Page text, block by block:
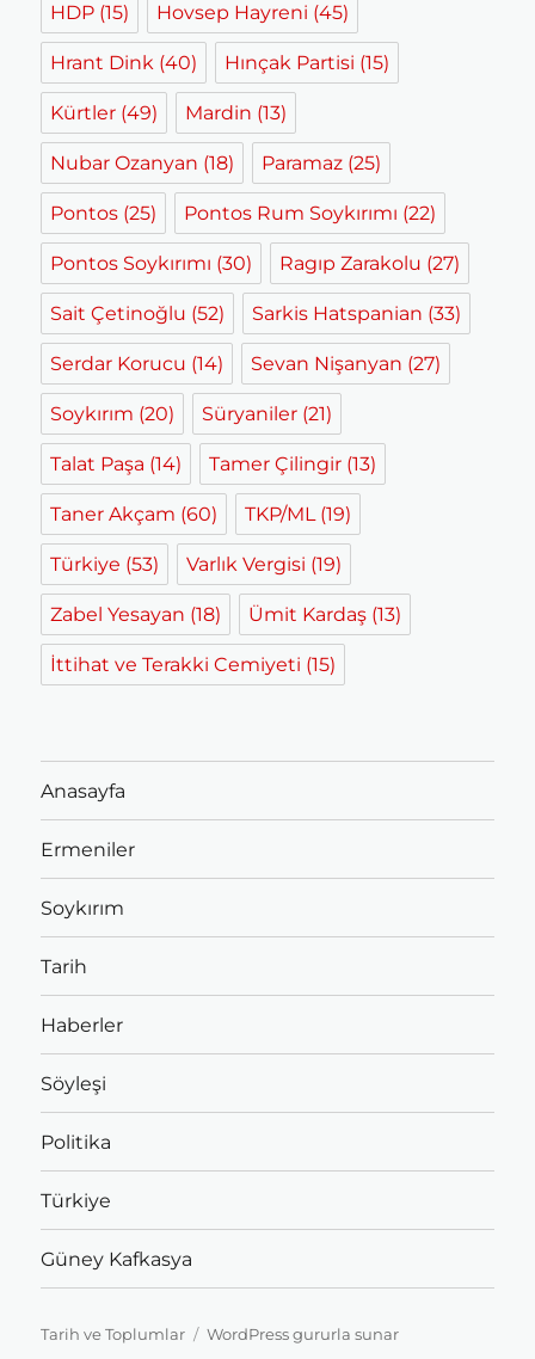
HDP (15) Hovsep Hayreni (45)
Hrant Dink (40) Hınçak Partisi (15)
Kürtler (49) Mardin (13)
Nubar Ozanyan (18) Paramaz (25)
Pontos (25) Pontos Rum Soykırımı (22)
Pontos Soykırımı (30) Ragıp Zarakolu (27)
Sait Çetinoğlu (52) Sarkis Hatspanian (33)
Serdar Korucu (14) Sevan Nişanyan (27)
Soykırım (20) Süryaniler (21)
Talat Paşa (14) Tamer Çilingir (13)
Taner Akçam (60) TKP/ML(19)
Türkiye (53) Varlık Vergisi (19)
Zabel Yesayan (18) Ümit Kardaş (13)
İttihat ve Terakki Cemiyeti (15)
Anasayfa
Ermeniler
Soykırım
Tarih
Haberler
Söyleşi
Politika
Türkiye
Güney Kafkasya
Tarih ve Toplumlar WordPress gururla sunar